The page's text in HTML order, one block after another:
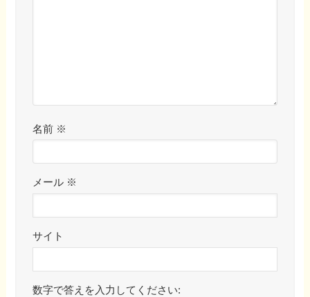
名前 ※
メール ※
サイト
数字で答えを入力してください: